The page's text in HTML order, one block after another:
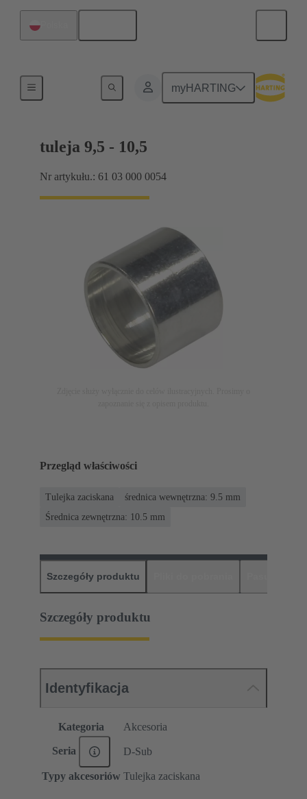
myHARTING
tuleja 9,5 - 10,5
Nr artykułu.: 61 03 000 0054
Przegląd właściwości
Tulejka zaciskana
średnica wewnętrzna: 9.5 mm
Średnica zewnętrzna: ‌10.5 mm
Szczegóły produktu
Szczegóły produktu
Identyfikacja
Kategoria Akcesoria
Seria D-Sub
Typy akcesoriów Tulejka zaciskana